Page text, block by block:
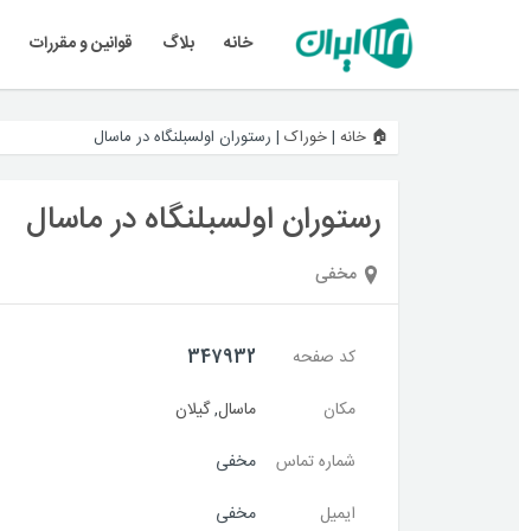
خانه بلاگ قوانین و مقررات
🏠 خانه |خوراک | رستوران اولسبلنگاه در ماسال
رستوران اولسبلنگاه در ماسال
مخفی
کد صفحه
347932
مکان
ماسال,گیلان
شماره تماس
مخفی
ایمیل
مخفی